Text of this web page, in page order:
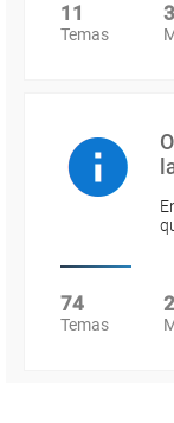
11
Temas
74
Temas